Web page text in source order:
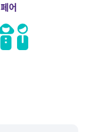
페어